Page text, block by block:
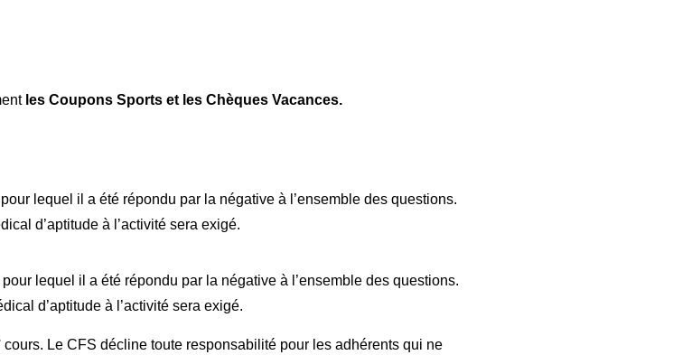
les Coupons Sports et les Chèques Vacances.
lequel il a été répondu par la négative à l’ensemble des questions.
d’aptitude à l’activité sera exigé.
lequel il a été répondu par la négative à l’ensemble des questions.
d’aptitude à l’activité sera exigé.
Le CFS décline toute responsabilité pour les adhérents qui ne